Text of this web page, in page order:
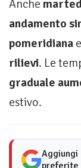
Anche
andamento
pomeridiana
rilievi. Le
graduale
estivo.
Aggiungi